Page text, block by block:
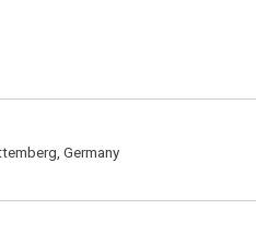
Germany